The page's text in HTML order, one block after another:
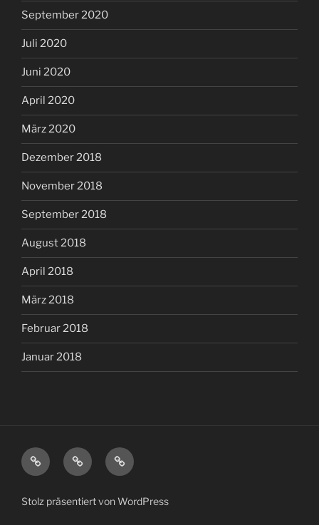
September 2020
Juli 2020
Juni 2020
April 2020
März 2020
Dezember 2018
November 2018
September 2018
August 2018
April 2018
März 2018
Februar 2018
Januar 2018
Medien-
und
About Afrika
Stolz präsentiert von WordPress